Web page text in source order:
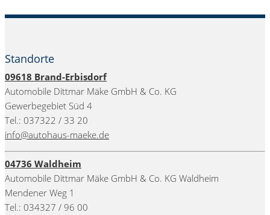
Standorte
09618 Brand-Erbisdorf
Automobile Dittmar Mäke GmbH & Co. KG
Gewerbegebiet Süd 4
Tel.: 037322 / 33 20
info@autohaus-maeke.de
04736 Waldheim
Automobile Dittmar Mäke GmbH & Co. KG Waldheim
Mendener Weg 1
Tel.: 034327 / 96 00